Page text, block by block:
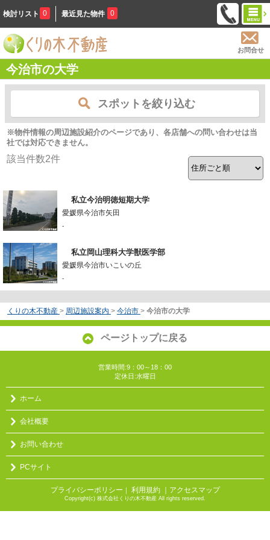
検討リスト 0 最近見た物件 0
お問合せ
今治市の大学
スポットを絞り込む
※物件情報の周辺施設紹介のページであり、各店舗への問い合わせは当
社では対応できません。
該当件数2件
私立今治明徳短期大学
愛媛県今治市矢田
-
私立岡山理科大学獣医学部
愛媛県今治市いこいの丘
-
くりの木不動産 > 周辺施設案内 > 今治市 > 今治市の大学
ページトップに戻る
営業時間:9：00～18：00
定休日:水曜日
ホーム
会社概要
お問い合わせ
PCサイト
プライバシーポリシー ｜ 利用規約 ｜アクセスマップ
Copyright(c) 株式会社くりの木不動産 All rights reserved.